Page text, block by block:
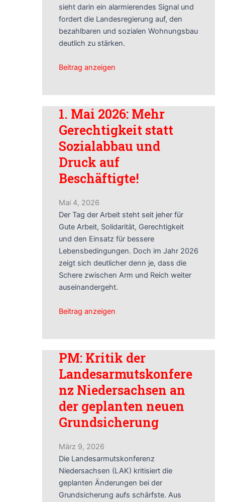
sieht darin ein alarmierendes Signal und
fordert die Landesregierung auf, den
bezahlbaren und sozialen Wohnungsbau
deutlich zu stärken.
Beitrag anzeigen
1. Mai 2026: Mehr
Gerechtigkeit statt
Sozialabbau und
Druck auf
Beschäftigte!
Mai 4, 2026
Der Tag der Arbeit steht seit jeher für
Gute Arbeit, Solidarität, Gerechtigkeit
und den Einsatz für bessere
Lebensbedingungen. Doch im Jahr 2026
zeigt sich deutlicher denn je, dass die
Schere zwischen Arm und Reich weiter
auseinandergeht.
Beitrag anzeigen
PM: Kritik der
Landesarmutskonfere
nz Niedersachsen an
der geplanten neuen
Grundsicherung
März 9, 2026
Die Landesarmutskonferenz
Niedersachsen (LAK) kritisiert die
geplanten Änderungen bei der
Grundsicherung aufs schärfste. Aus